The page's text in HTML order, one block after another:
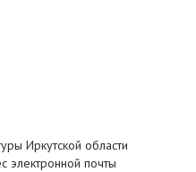
Иркутской области
электронной почты